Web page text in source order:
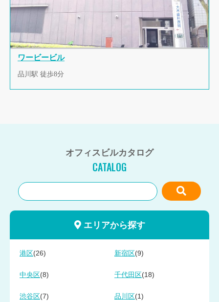
ワービービル
品川駅 徒歩8分
オフィスビルカタログ
CATALOG
エリアから探す
港区 (26) 新宿区 (9)
中央区 (8) 千代田区 (18)
渋谷区 (7) 品川区 (1)